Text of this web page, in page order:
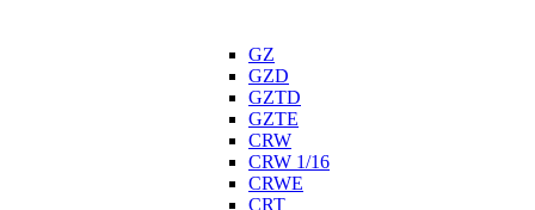
GZ
GZD
GZTD
GZTE
CRW
CRW 1/16
CRWE
CRT